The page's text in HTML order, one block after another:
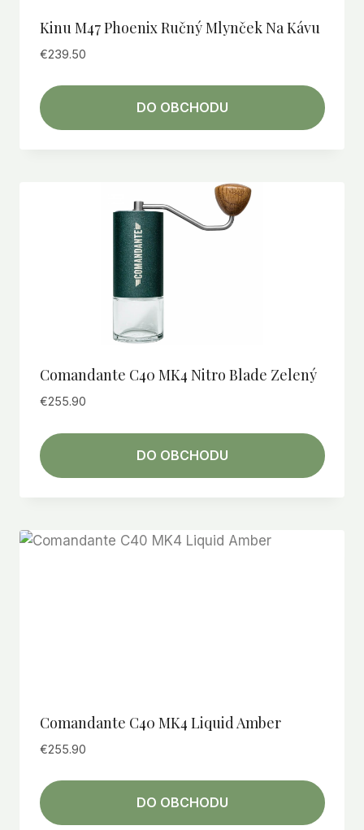
Kinu M47 Phoenix Ručný Mlynček Na Kávu
€239.50
DO OBCHODU
Comandante C40 MK4 Nitro Blade Zelený
€255.90
DO OBCHODU
Comandante C40 MK4 Liquid Amber
€255.90
DO OBCHODU